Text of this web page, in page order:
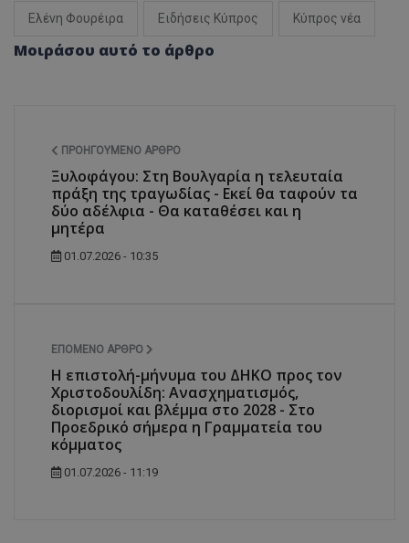
Ελένη Φουρέιρα Ειδήσεις Κύπρος Κύπρος νέα
Μοιράσου αυτό το άρθρο
ΠΡΟΗΓΟΎΜΕΝΟ ΆΡΘΡΟ
Ξυλοφάγου: Στη Βουλγαρία η τελευταία
πράξη της τραγωδίας - Εκεί θα ταφούν τα
δύο αδέλφια - Θα καταθέσει και η
μητέρα
01.07.2026 - 10:35
ΕΠΌΜΕΝΟ ΆΡΘΡΟ
Η επιστολή-μήνυμα του ΔΗΚΟ προς τον
Χριστοδουλίδη: Ανασχηματισμός,
διορισμοί και βλέμμα στο 2028 - Στο
Προεδρικό σήμερα η Γραμματεία του
κόμματος
01.07.2026 - 11:19